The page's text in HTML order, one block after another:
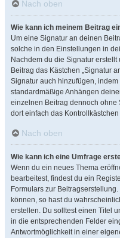
Nach oben
Wie kann ich meinem Beitrag
Um eine Signatur an deinen
solche in den Einstellungen in
Nachdem du die Signatur
Beitrag das Kästchen „Signatur
Signatur auch hinzufügen,
standardmäßige Anhängen
einzelnen Beitrag dennoch ohne
dort einfach das
Nach oben
Wie kann ich eine Umfrage
Wenn du ein neues Thema
bearbeitest, findest du ein
Formulars zur
können, so hast du
erstellen. Du solltest einen Titel
in die entsprechenden Felder
Antwortmöglichkeit in einer